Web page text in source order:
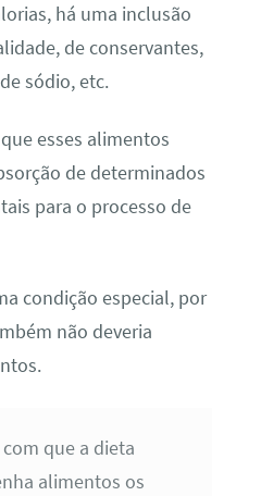
há uma inclusão
de conservantes,
sódio, etc.
esses alimentos
de determinados
para o processo de
condição especial, por
não deveria
que a dieta
alimentos os